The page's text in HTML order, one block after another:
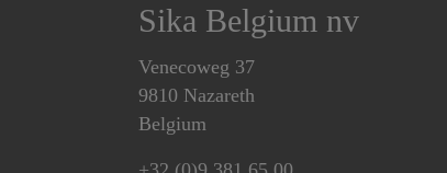
Sika Belgium nv
Venecoweg 37
9810 Nazareth
Belgium